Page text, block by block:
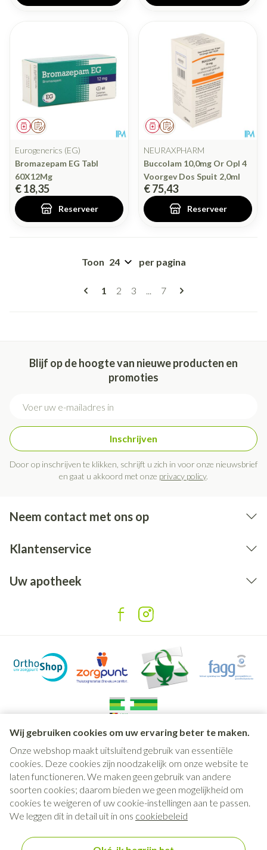
Wij gebruiken cookies om uw ervaring beter te maken.
Onze webshop maakt uitsluitend gebruik van essentiële
cookies. Deze cookies zijn noodzakelijk om onze website te
laten functioneren. We maken geen gebruik van andere
soorten cookies; daarom bieden we geen mogelijkheid om
cookies te weigeren of uw cookie-instellingen aan te passen.
We leggen dit in detail uit in ons cookiebeleid
Op voorschrift
Geneesmiddel
Eurogenerics (EG)
Bromazepam EG Tabl
60X12Mg
€ 18,35
Reserveer
Op voorschrift
Geneesmiddel
NEURAXPHARM
Buccolam 10,0mg Or Opl 4
Voorgev Dos Spuit 2,0ml
€ 75,43
Reserveer
Pagina's
U lees momenteel pagina
1 Pagina
2 Pagina
3 ... Pagina
7
Toon per pagina
Blijf op de hoogte van nieuwe producten en
promoties
Inschrijven
Door op inschrijven te klikken, schrijft u zich in voor onze nieuwsbrief
en gaat u akkoord met onze privacy policy.
Neem contact met ons op
Klantenservice
Uw apotheek
Juridische links